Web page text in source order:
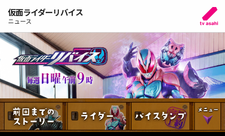
仮面ライダーリバイス
ニュース